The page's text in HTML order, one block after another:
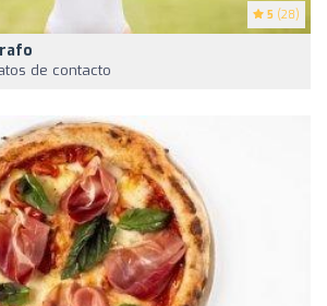
5 (28)
de contacto